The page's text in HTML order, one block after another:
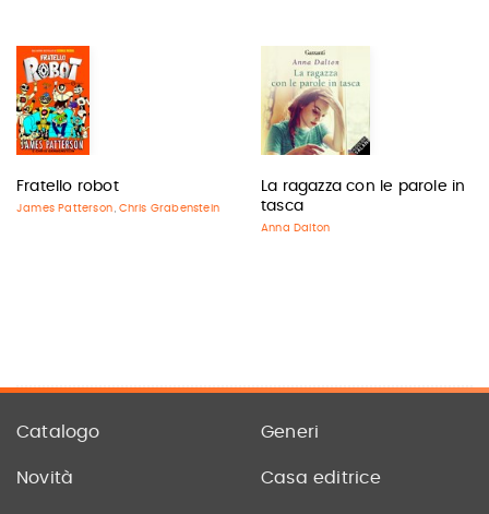
Fratello robot
James Patterson , Chris Grabenstein
La ragazza con le parole in
tasca
Anna Dalton
Catalogo Generi
Novità Casa editrice